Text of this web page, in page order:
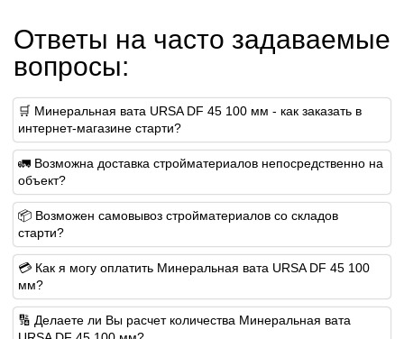
Ответы на часто задаваемые
вопросы:
🛒 Минеральная вата URSA DF 45 100 мм - как заказать в
интернет-магазине старти?
🚛 Возможна доставка стройматериалов непосредственно на
объект?
📦 Возможен самовывоз стройматериалов со складов
старти?
💳 Как я могу оплатить Минеральная вата URSA DF 45 100
мм?
🔢 Делаете ли Вы расчет количества Минеральная вата